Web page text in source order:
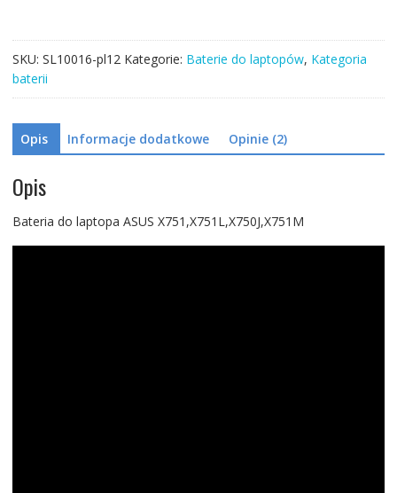
SKU: SL10016-pl12 Kategorie: Baterie do laptopów, Kategoria
baterii
Opis Informacje dodatkowe Opinie (2)
Opis
Bateria do laptopa ASUS X751,X751L,X750J,X751M